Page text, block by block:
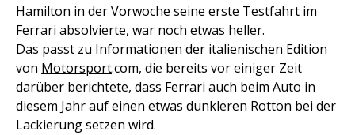
Hamilton in der Vorwoche seine erste Testfahrt im
Ferrari absolvierte, war noch etwas heller.
Das passt zu Informationen der italienischen Edition
von Motorsport.com, die bereits vor einiger Zeit
darüber berichtete, dass Ferrari auch beim Auto in
diesem Jahr auf einen etwas dunkleren Rotton bei der
Lackierung setzen wird.